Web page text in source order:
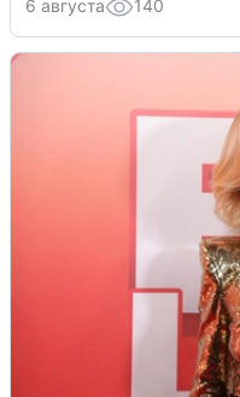
6 августа 140